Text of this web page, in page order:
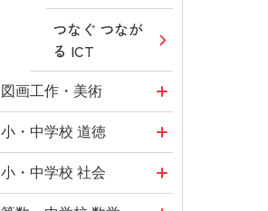
つなぐ つなが
る ICT
図画工作・美術
形 forme
十人虹色 ～
「違う」の楽
小・中学校 道徳
どうとくのひ
ろば
小・中学校 社会